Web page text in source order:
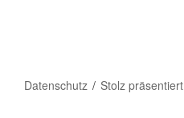
Datenschutz Stolz